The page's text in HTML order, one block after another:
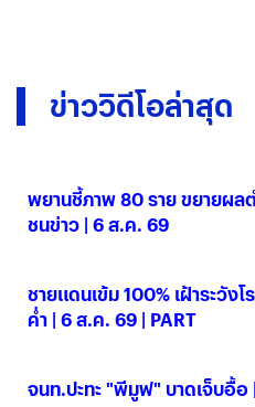
ข่าววิดีโอล่าสุด
พยานชี้ภาพ 80 ราย ขยายผลตำร
ชายแดนเข้ม 100% เฝ้าระวังโรคฝั่งกัมพู